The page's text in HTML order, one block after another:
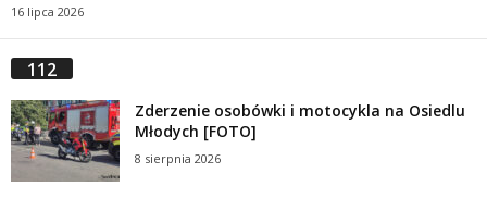
16 lipca 2026
112
Zderzenie osobówki i motocykla na Osiedlu
Młodych [FOTO]
8 sierpnia 2026